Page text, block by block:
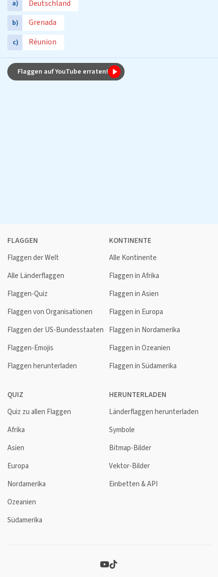
a) Deutschland
b) Grenada
c) Réunion
Flaggen auf YouTube erraten!
FLAGGEN
Flaggen der Welt
Alle Länderflaggen
Flaggen-Quiz
Flaggen von Organisationen
Flaggen der US-Bundesstaaten
Flaggen-Emojis
Flaggen herunterladen
KONTINENTE
Alle Kontinente
Flaggen in Afrika
Flaggen in Asien
Flaggen in Europa
Flaggen in Nordamerika
Flaggen in Ozeanien
Flaggen in Südamerika
QUIZ
Quiz zu allen Flaggen
Afrika
Asien
Europa
Nordamerika
Ozeanien
Südamerika
HERUNTERLADEN
Länderflaggen herunterladen
Symbole
Bitmap-Bilder
Vektor-Bilder
Einbetten & API